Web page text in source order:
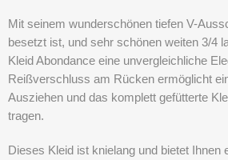
Mit seinem wunderschönen tiefen V-
besetzt ist, und sehr schönen weiten 3/4
Kleid Abondance eine unvergleichliche
Reißverschluss am Rücken ermöglicht
Ausziehen und das komplett gefütterte
tragen.
Dieses Kleid ist knielang und bietet Ihnen